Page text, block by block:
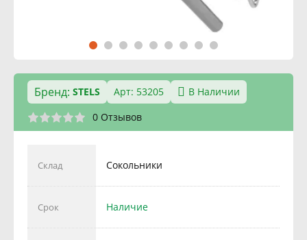
Бренд: STELS Арт: 53205
В Наличии
0 Отзывов
Склад Сокольники
Срок Наличие